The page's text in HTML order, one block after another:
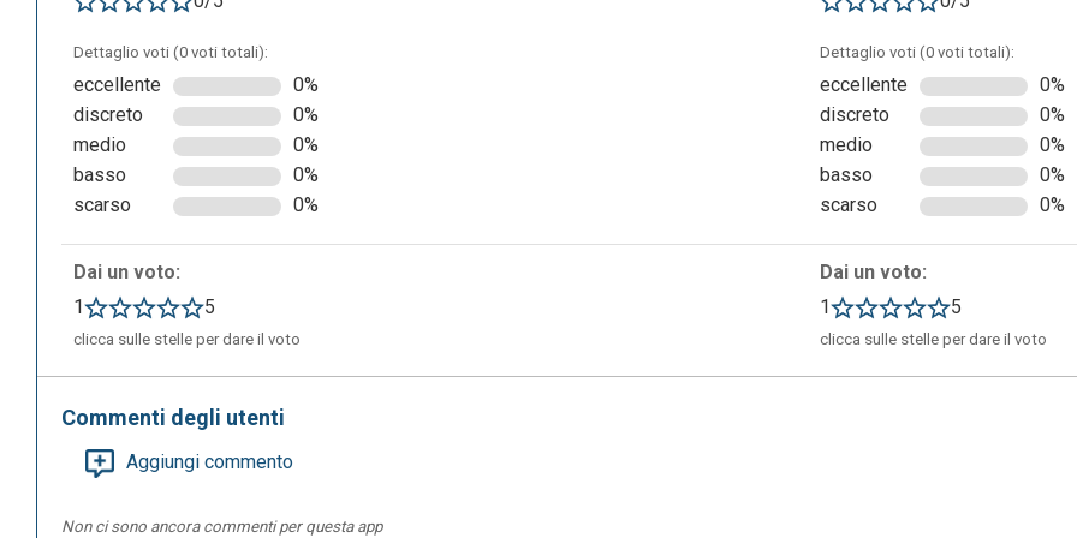
Appena iscritto, l’utente ha la possibilità di scegliere fra due pacchetti: quello gratuito, che permette di utilizzare solo
alcune delle animazioni proposte dall’app e il pacchetto premium, che invece consente di utilizzare un numero maggiore
animazioni ed usufruire di funzionalità aggiuntive. Una volta autenticati si potrà iniziare a creare la video-presentazione
scegliendo la tipologia di prodotto desiderato tra i seguenti: advertising, presentation, intro, slideshow e business
explainer. Scelta la tipologia si entrerà nell’ambiente editor dove si potranno modificare le singole slide contenenti
animazioni idonee all’argomento scelto.
Dettaglio voti (0 voti totali):
eccellente
0%
discreto
0%
medio
0%
basso
0%
scarso
0%
Dai un voto:
1
5
clicca sulle stelle per dare il voto
Dettaglio voti (0 voti totali):
eccellente
0%
discreto
0%
medio
0%
basso
0%
scarso
0%
Dai un voto:
1
5
clicca sulle stelle per dare il voto
Commenti degli utenti
Aggiungi commento
Non ci sono ancora commenti per questa app